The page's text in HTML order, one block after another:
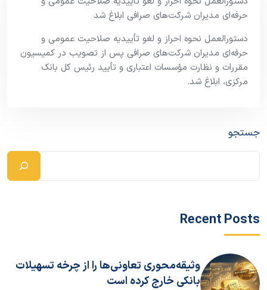
حرفه‌ای مدیران شرکت‌های صرافی ابلاغ شد
دستورالعمل نحوه احراز و لغو تأییدیه صلاحیت عمومی و
حرفه‌ای مدیران شرکت‌های صرافی پس از تصویب در کمیسیون
مقررات و نظارت مؤسسات اعتباری و تأیید رئیس کل بانک
مرکزی، ابلاغ شد.
جستجو
Recent Posts
وثیقه‌محوری تعاونی‌ها را از چرخه تسهیلات
بانکی خارج کرده است